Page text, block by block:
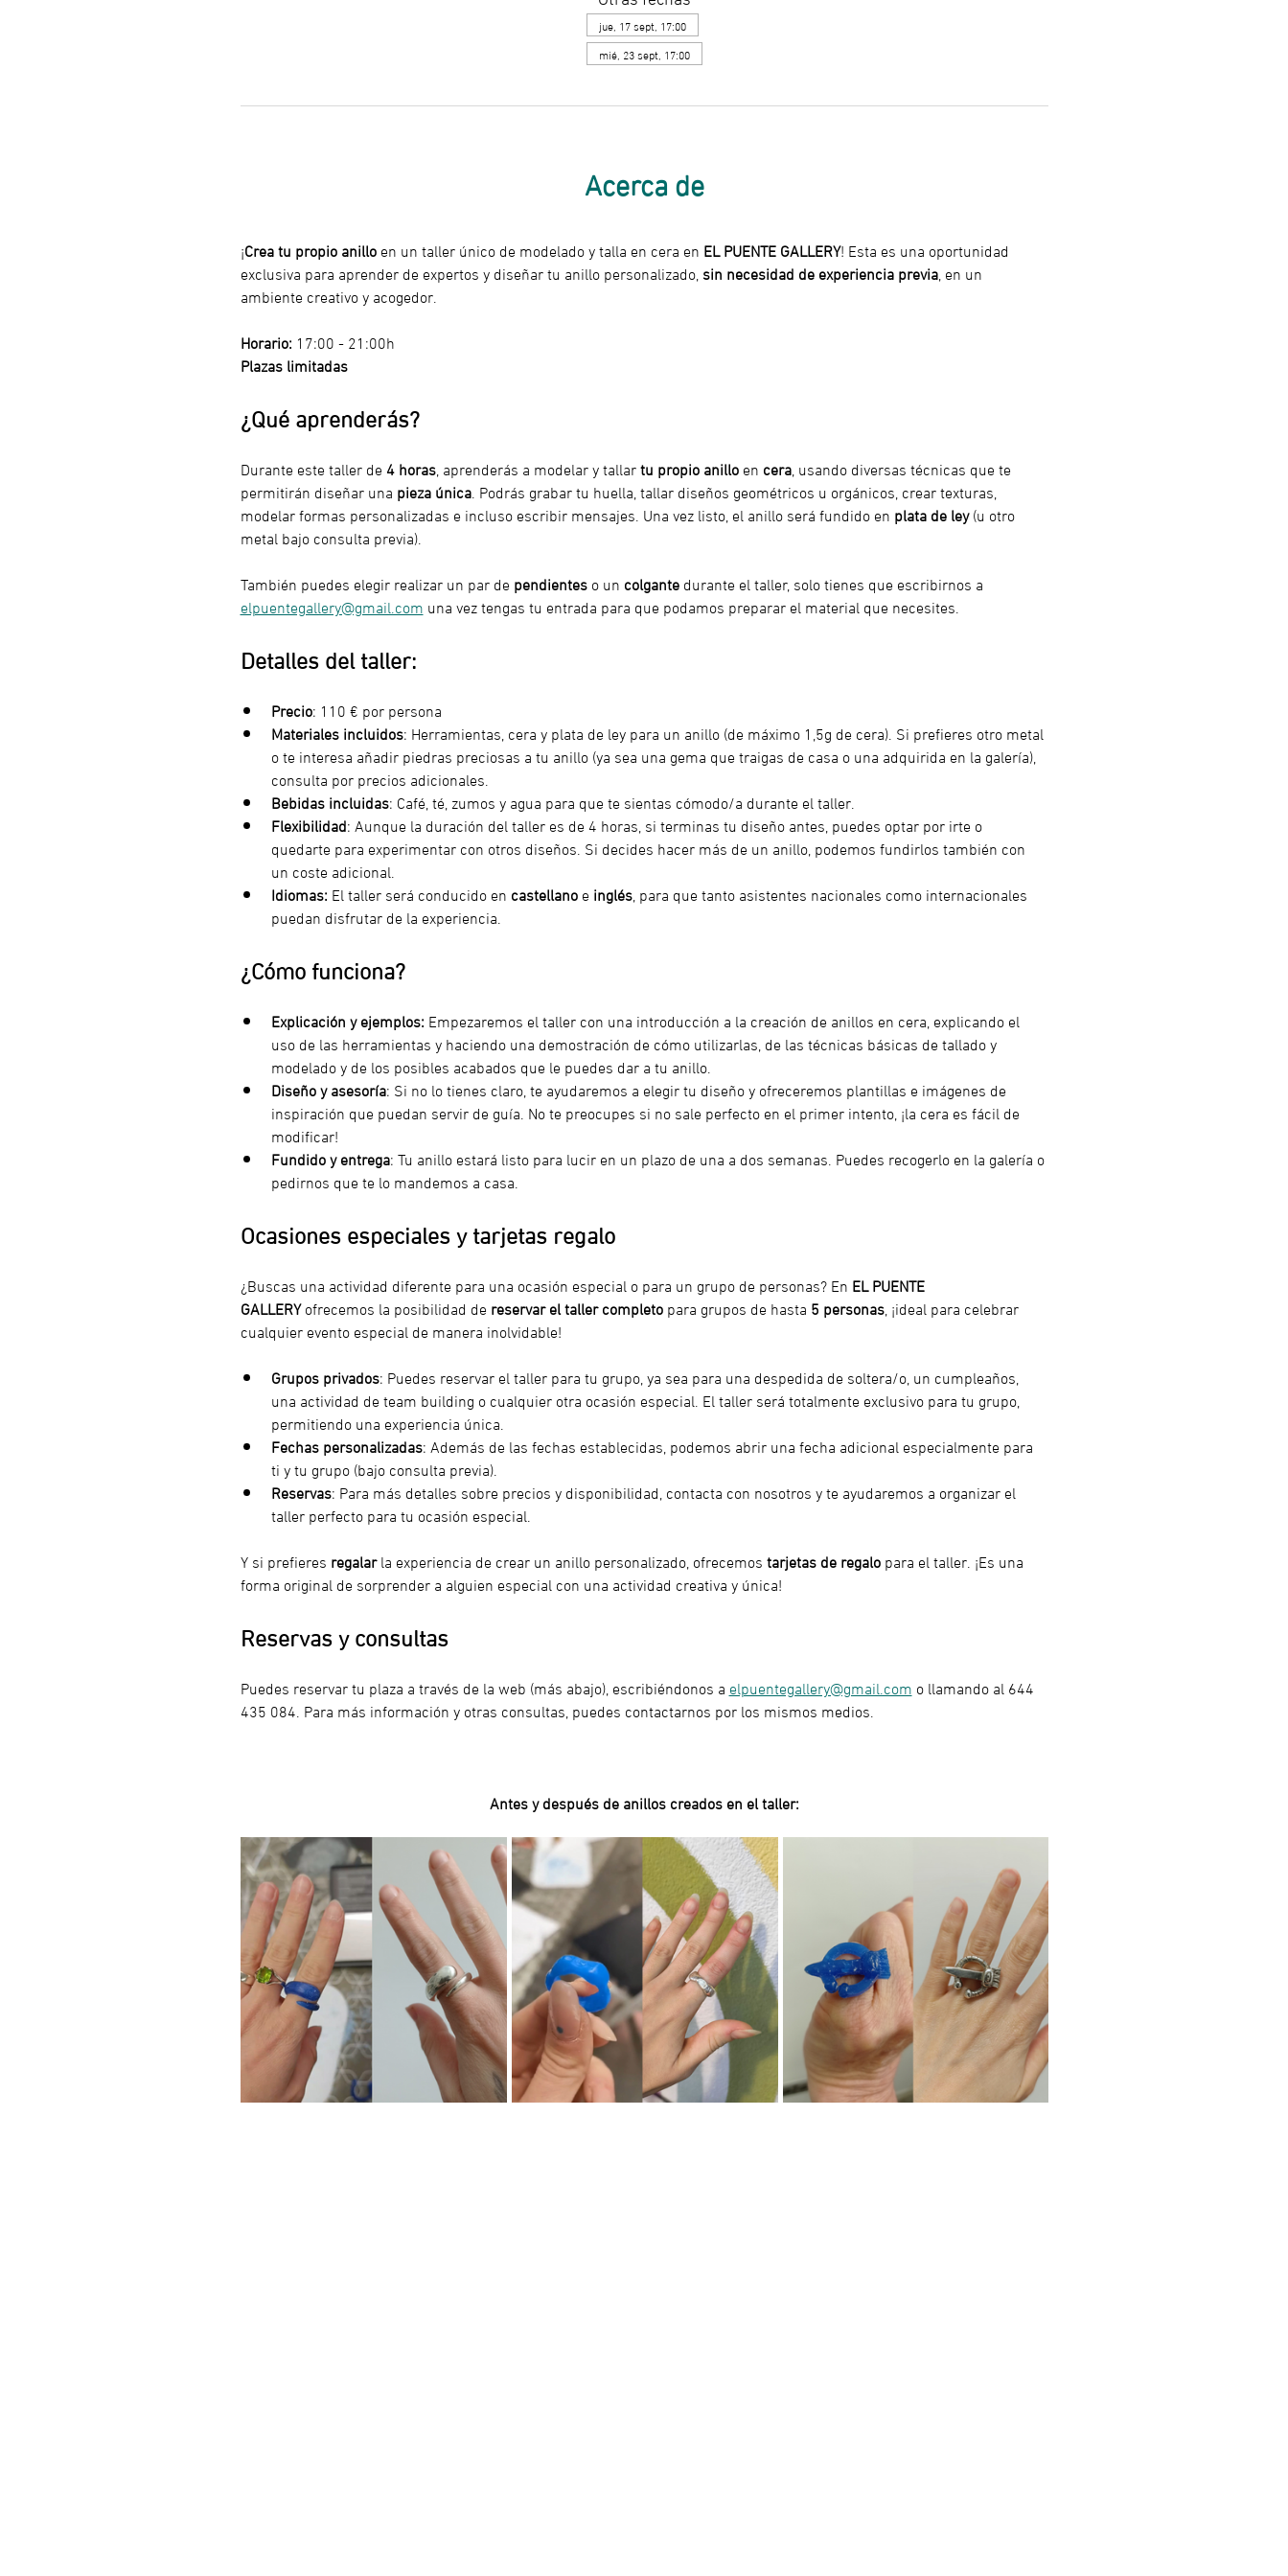
jue, 17 sept, 17:00
mié, 23 sept, 17:00
Acerca de
¡Crea tu propio anillo en un taller único de modelado y talla en cera en EL PUENTE GALLERY! Esta es una oportunidad
exclusiva para aprender de expertos y diseñar tu anillo personalizado, sin necesidad de experiencia previa, en un
ambiente creativo y acogedor.
Horario: 17:00 - 21:00h
Plazas limitadas
¿Qué aprenderás?
Durante este taller de 4 horas, aprenderás a modelar y tallar tu propio anillo en cera, usando diversas técnicas que te
permitirán diseñar una pieza única. Podrás grabar tu huella, tallar diseños geométricos u orgánicos, crear texturas,
modelar formas personalizadas e incluso escribir mensajes. Una vez listo, el anillo será fundido en plata de ley (u otro
metal bajo consulta previa).
También puedes elegir realizar un par de pendientes o un colgante durante el taller, solo tienes que escribirnos a
elpuentegallery@gmail.com una vez tengas tu entrada para que podamos preparar el material que necesites.
Detalles del taller:
Precio: 110 € por persona
Materiales incluidos: Herramientas, cera y plata de ley para un anillo (de máximo 1,5g de cera). Si prefieres otro metal
o te interesa añadir piedras preciosas a tu anillo (ya sea una gema que traigas de casa o una adquirida en la galería),
consulta por precios adicionales.
Bebidas incluidas: Café, té, zumos y agua para que te sientas cómodo/a durante el taller.
Flexibilidad: Aunque la duración del taller es de 4 horas, si terminas tu diseño antes, puedes optar por irte o
quedarte para experimentar con otros diseños. Si decides hacer más de un anillo, podemos fundirlos también con
un coste adicional.
Idiomas: El taller será conducido en castellano e inglés, para que tanto asistentes nacionales como internacionales
puedan disfrutar de la experiencia.
¿Cómo funciona?
Explicación y ejemplos: Empezaremos el taller con una introducción a la creación de anillos en cera, explicando el
uso de las herramientas y haciendo una demostración de cómo utilizarlas, de las técnicas básicas de tallado y
modelado y de los posibles acabados que le puedes dar a tu anillo.
Diseño y asesoría: Si no lo tienes claro, te ayudaremos a elegir tu diseño y ofreceremos plantillas e imágenes de
inspiración que puedan servir de guía. No te preocupes si no sale perfecto en el primer intento, ¡la cera es fácil de
modificar!
Fundido y entrega: Tu anillo estará listo para lucir en un plazo de una a dos semanas. Puedes recogerlo en la galería o
pedirnos que te lo mandemos a casa.
Ocasiones especiales y tarjetas regalo
¿Buscas una actividad diferente para una ocasión especial o para un grupo de personas? En EL PUENTE
GALLERY ofrecemos la posibilidad de reservar el taller completo para grupos de hasta 5 personas, ¡ideal para celebrar
cualquier evento especial de manera inolvidable!
Grupos privados: Puedes reservar el taller para tu grupo, ya sea para una despedida de soltera/o, un cumpleaños,
una actividad de team building o cualquier otra ocasión especial. El taller será totalmente exclusivo para tu grupo,
permitiendo una experiencia única.
Fechas personalizadas: Además de las fechas establecidas, podemos abrir una fecha adicional especialmente para
ti y tu grupo (bajo consulta previa).
Reservas: Para más detalles sobre precios y disponibilidad, contacta con nosotros y te ayudaremos a organizar el
taller perfecto para tu ocasión especial.
Y si prefieres regalar la experiencia de crear un anillo personalizado, ofrecemos tarjetas de regalo para el taller. ¡Es una
forma original de sorprender a alguien especial con una actividad creativa y única!
Reservas y consultas
Puedes reservar tu plaza a través de la web (más abajo), escribiéndonos a elpuentegallery@gmail.com o llamando al 644
435 084. Para más información y otras consultas, puedes contactarnos por los mismos medios.
Antes y después de anillos creados en el taller: